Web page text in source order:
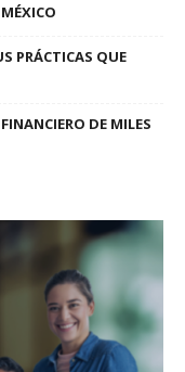
PRÁCTICAS QUE
DE MILES